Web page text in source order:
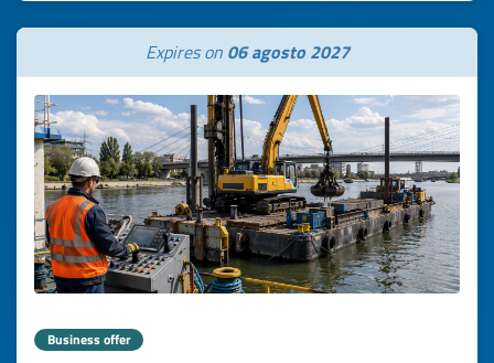
Expires on 06 agosto 2027
Business offer